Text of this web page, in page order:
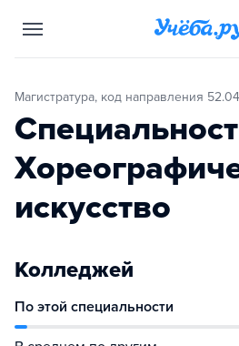
Магистратура, код направления
искусство
Колледжей
По этой специальности